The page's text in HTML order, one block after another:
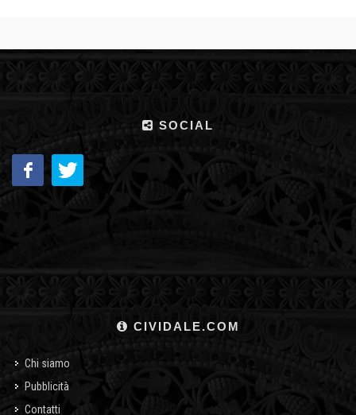
SOCIAL
CIVIDALE.COM
Chi siamo
Pubblicità
Contatti